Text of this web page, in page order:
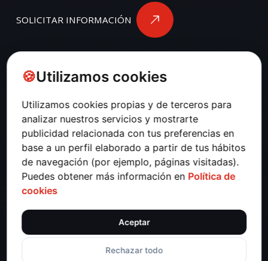
Utilizamos cookies
Utilizamos cookies propias y de terceros para
analizar nuestros servicios y mostrarte
publicidad relacionada con tus preferencias en
base a un perfil elaborado a partir de tus hábitos
de navegación (por ejemplo, páginas visitadas).
Puedes obtener más información en Política de
cookies
Aceptar
Rechazar todo
SOLICITAR INFORMACIÓN
El mundo digital avanza a una velocidad
brutal. Nuevas oportunidades, nuevos
En este escenario, no basta con “creer” que
tu empresa está segura. Necesitas
certezas.
Una auditoría de seguridad profesional te
permite saber exactamente dónde estás
fuerte, dónde estás débil y qué debes
reforzar para evitar sustos que pueden
costar tiempo, dinero y reputación